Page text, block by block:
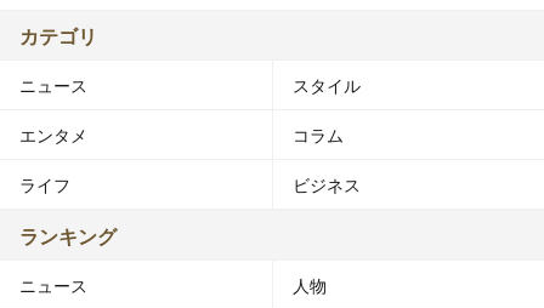
カテゴリ
ニュース スタイル
エンタメ コラム
ライフ ビジネス
ランキング
ニュース 人物